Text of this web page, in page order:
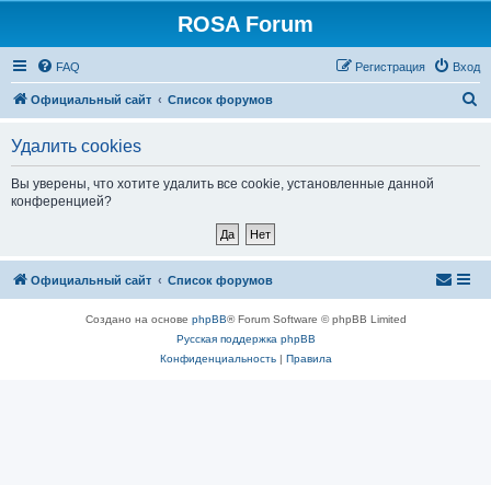
ROSA Forum
FAQ Вход
Регистрация
Официальный сайт Список форумов
Удалить cookies
Вы уверены, что хотите удалить все cookie, установленные данной
конференцией?
Официальный сайт Список форумов
Создано на основе phpBB® Forum Software © phpBB Limited
Русская поддержка phpBB
Конфиденциальность| Правила